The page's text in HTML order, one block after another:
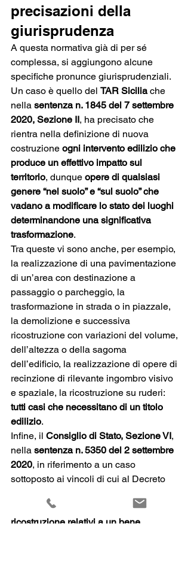
precisazioni della
giurisprudenza
A questa normativa già di per sé
complessa, si aggiungono alcune
specifiche pronunce giurisprudenziali.
Un caso è quello del TAR Sicilia che
nella sentenza n. 1845 del 7 settembre
2020, Sezione II, ha precisato che
rientra nella definizione di nuova
costruzione ogni intervento edilizio che
produce un effettivo impatto sul
territorio, dunque opere di qualsiasi
genere “nel suolo” e “sul suolo” che
vadano a modificare lo stato dei luoghi
determinandone una significativa
trasformazione.
Tra queste vi sono anche, per esempio,
la realizzazione di una pavimentazione
di un’area con destinazione a
passaggio o parcheggio, la
trasformazione in strada o in piazzale,
la demolizione e successiva
ricostruzione con variazioni del volume,
dell’altezza o della sagoma
dell’edificio, la realizzazione di opere di
recinzione di rilevante ingombro visivo
e spaziale, la ricostruzione su ruderi:
tutti casi che necessitano di un titolo
edilizio.
Infine, il Consiglio di Stato, Sezione VI,
nella sentenza n. 5350 del 2 settembre
2020, in riferimento a un caso
sottoposto ai vincoli di cui al Decreto
gli interventi di demolizione e di
ricostruzione relativi a un bene